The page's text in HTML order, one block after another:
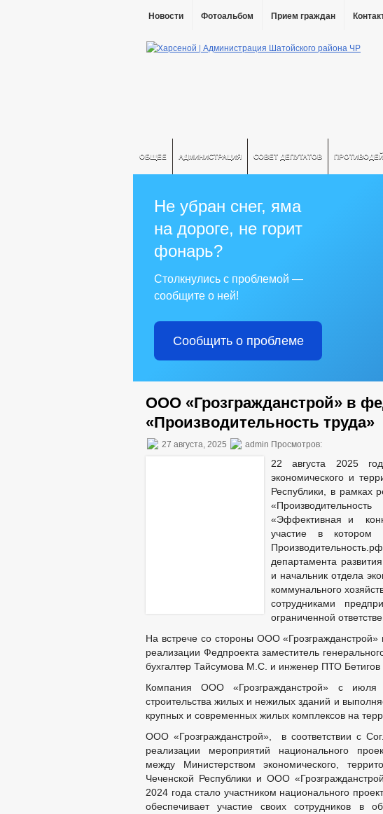
Новости Фотоальбом Прием граждан
ОБЩЕЕ АДМИНИСТРАЦИЯ СОВЕТ ДЕПУТАТОВ
Не убран снег, яма
на дороге, не горит
фонарь?
Столкнулись с проблемой —
сообщите о ней!
Сообщить о проблеме
ООО «Грозгражданстрой» в
«Производительность труда»
27 августа, 2025 admin Просмотров:
22 августа 2025
экономического и
Республики, в рамках
«Эффективная и
участие в
департамента
и начальник отдела
коммунального
сотрудниками
ограниченной
На встрече со стороны ООО «Грозгражданстрой»
реализации Федпроекта заместитель
бухгалтер Тайсумова М.С. и инженер ПТО
Компания ООО «Грозгражданстрой» с
строительства жилых и нежилых зданий и
крупных и современных жилых комплексов на
ООО «Грозгражданстрой», в соответствии с
реализации мероприятий национального
между Министерством экономического,
Чеченской Республики и ООО
2024 года стало участником национального
обеспечивает участие своих сотрудников в